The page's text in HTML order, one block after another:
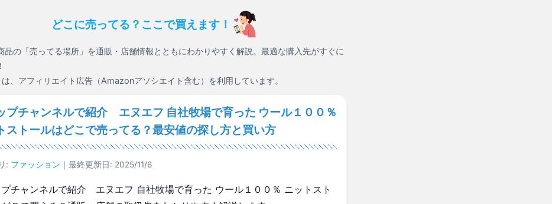
どこに売ってる？ここで買えます！
品の「売ってる場所」を通販・店舗情報とともにわかりやすく解説。最適な購入先がすぐに
、アフィリエイト広告（Amazonアソシエイト含む）を利用しています。
プチャンネルで紹介 エヌエフ 自社牧場で育った ウール１００％
ストールはどこで売ってる？最安値の探し方と買い方
: ファッション ｜最終更新日: 2025/11/6
プチャンネルで紹介 エヌエフ 自社牧場で育った ウール１００％ ニットスト